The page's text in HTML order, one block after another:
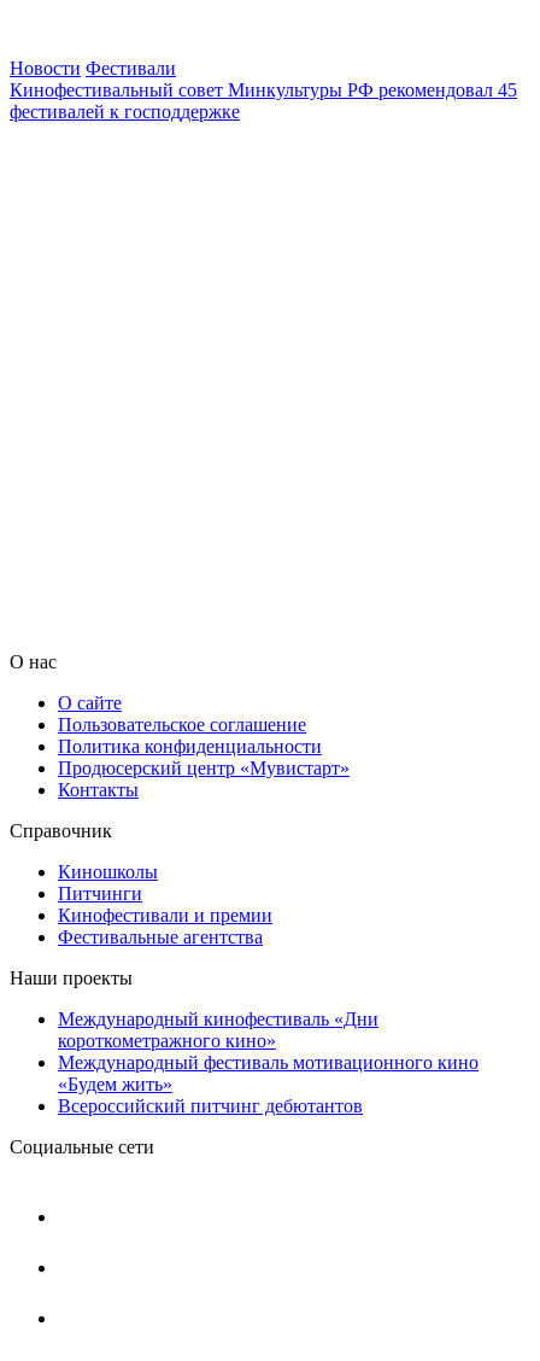
Новости Фестивали
Кинофестивальный совет Минкультуры РФ рекомендовал 45
фестивалей к господдержке
О нас
О сайте
Пользовательское соглашение
Политика конфиденциальности
Продюсерский центр «Мувистарт»
Контакты
Справочник
Киношколы
Питчинги
Кинофестивали и премии
Фестивальные агентства
Наши проекты
Международный кинофестиваль «Дни
короткометражного кино»
Международный фестиваль мотивационного кино
«Будем жить»
Всероссийский питчинг дебютантов
Социальные сети